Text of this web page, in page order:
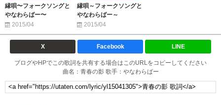
縁唄〜フォークソングと
やなわらばー〜
2015/04
縁唄～フォークソングと
やなわらばー～
2015/04
X Facebook LINE
ブログやHPでこの歌詞を共有する場合はこのURLをコピーしてください
曲名：青春の影 歌手：やなわらばー